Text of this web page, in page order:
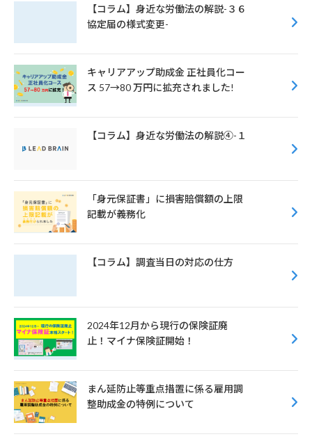
k
【コラム】身近な労働法の解説-３６
協定届の様式変更-
キャリアアップ助成金 正社員化コー
ス 57→80 万円に拡充されました!
【コラム】身近な労働法の解説④-１
「身元保証書」に損害賠償額の上限
記載が義務化
【コラム】調査当日の対応の仕方
2024年12月から現行の保険証廃
止！マイナ保険証開始！
まん延防止等重点措置に係る雇用調
整助成金の特例について